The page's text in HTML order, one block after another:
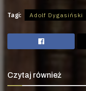
Tagi: Adolf Dygasiński
Czytaj również